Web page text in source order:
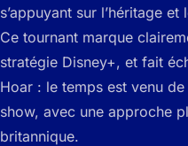
s’appuyant sur l’héritage
Ce tournant marque
stratégie Disney+, et fait
Hoar : le temps est venu
show, avec une approche
britannique.